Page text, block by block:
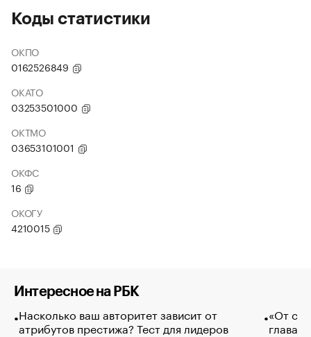
Коды статистики
ОКПО
0162526849
ОКАТО
03253501000
ОКТМО
03653101001
ОКФС
16
ОКОГУ
4210015
Интересное на РБК
Насколько ваш авторитет зависит от
атрибутов престижа? Тест для лидеров
«От
глава